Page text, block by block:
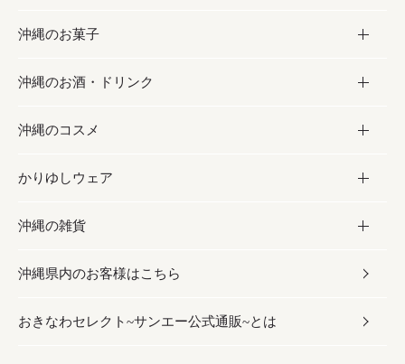
お肉
海産物
缶詰／パウチ
沖縄料理
沖縄そば／乾麺
レトルト食品
乾物／粉類
調味料
砂糖／黒砂糖
塩
お酢／ドレッシング
しょうゆ
みそ
だし／スパイス／島唐辛子
沖縄のお菓子
お菓子
黒糖
ちんすこう
伝統菓子
スナック
おつまみ
沖縄のお酒・ドリンク
お酒・ドリンク
泡盛
ビール・チューハイ
ワイン・ウィスキー・カクテル
ドリンク
沖縄のコスメ
コスメ
スキンケア
ボディケア
ヘアケア
かりゆしウェア
かりゆしウェア
メンズ
レディース
沖縄の雑貨
雑貨
沖縄ファッション
沖縄県内のお客様はこちら
おきなわセレクト~サンエー公式通販~とは